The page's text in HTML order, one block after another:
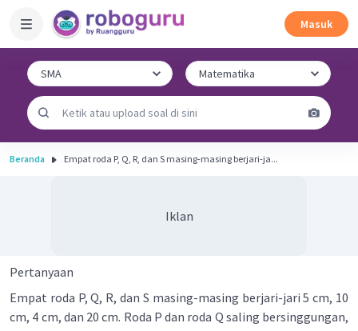
Masuk
Beranda Empat roda P, Q, R, dan S masing-masing berjari-ja...
Iklan
Pertanyaan
Empat roda P, Q, R, dan S masing-masing berjari-jari 5 cm, 10
cm, 4 cm, dan 20 cm. Roda P dan roda Q saling bersinggungan,